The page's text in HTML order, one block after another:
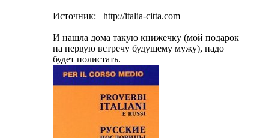
Источник: _http://italia-citta.com
И нашла дома такую книжечку (мой подарок
на первую встречу будущему мужу), надо
будет полистать.